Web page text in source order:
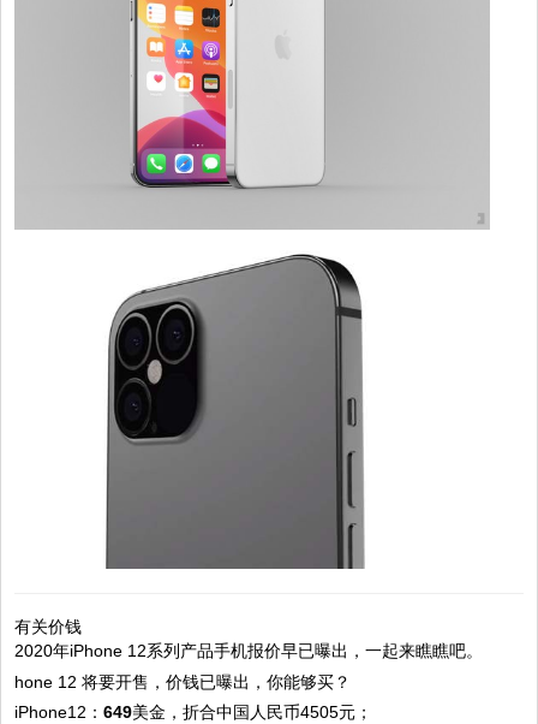
有关价钱
2020年iPhone 12系列产品手机报价早已曝出，一起来瞧瞧吧。
iPhone12：649美金，折合中国人民币4505元；